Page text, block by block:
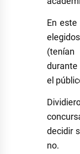
En
(tenían
durante
el
decidir
no.